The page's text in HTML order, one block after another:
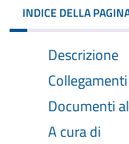
INDICE DELLA
Descrizione
Collegamenti
Documenti
A cura di